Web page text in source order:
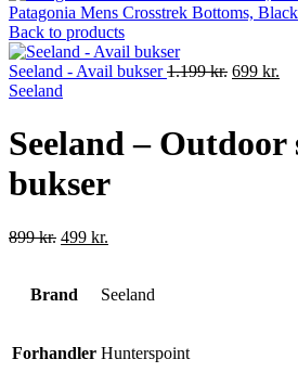
Patagonia Mens Crosstrek Bottoms, Black
Back to products
Seeland - Avail bukser1.199kr. Original
1.199 kr..
699 kr.
Seeland
Seeland – Outdoor
bukser
899kr. Original
899 kr..
499 kr.
499 kr..
Brand Seeland
Forhandler Hunterspoint